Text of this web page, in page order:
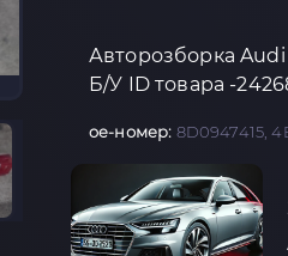
Авторозборка Audi
Б/У ID товара -
oe-номер: 8D0947415,